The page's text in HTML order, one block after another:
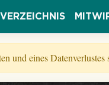
und eines